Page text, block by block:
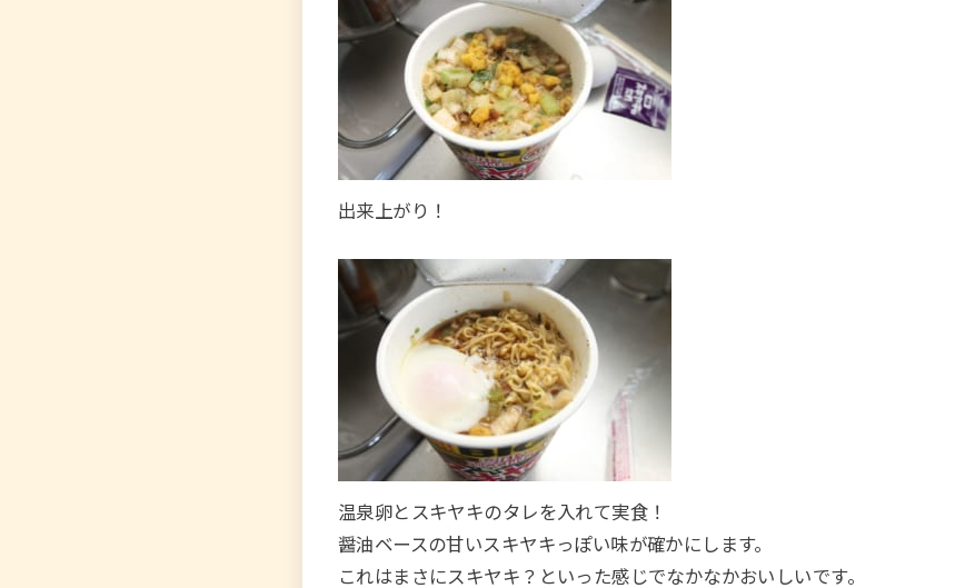
出来上がり！
温泉卵とスキヤキのタレを入れて実食！
醤油ベースの甘いスキヤキっぽい味が確かにします。
これはまさにスキヤキ？といった感じでなかなかおいしいです。